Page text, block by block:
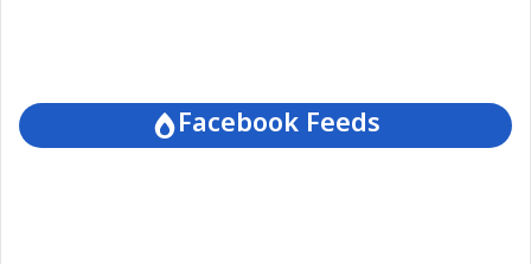
Facebook Feeds